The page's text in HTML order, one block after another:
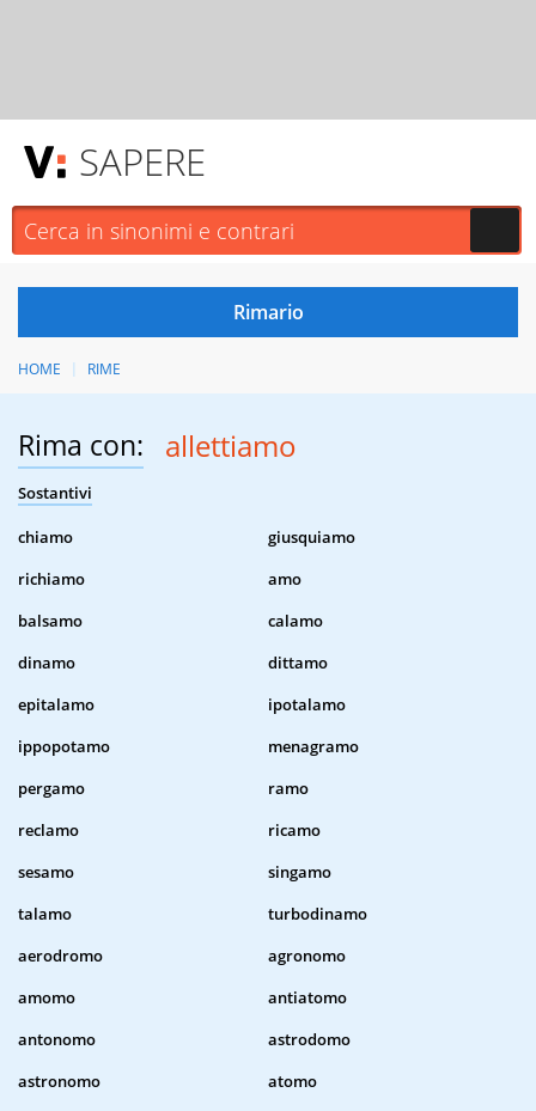
SAPERE
HOME RIME
Rima con: allettiamo
Sostantivi
chiamo
giusquiamo
richiamo
amo
balsamo
calamo
dinamo
dittamo
epitalamo
ipotalamo
ippopotamo
menagramo
pergamo
ramo
reclamo
ricamo
sesamo
singamo
talamo
turbodinamo
aerodromo
agronomo
amomo
antiatomo
antonomo
astrodomo
astronomo
atomo